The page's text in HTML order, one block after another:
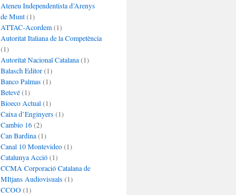
Ateneu Independentista d’Arenys
de Munt(1)
ATTAC-Acordem(1)
Autoritat Italiana de la Competència
(1)
Autoritat Nacional Catalana(1)
Balasch Editor(1)
Banco Palmas(1)
Betevé(1)
Bioeco Actual(1)
Caixa d’Enginyers(1)
Cambio 16(2)
Can Bardina(1)
Canal 10 Montevideo(1)
Catalunya Acció(1)
CCMA Corporació Catalana de
MItjans Audiovisuals(1)
CCOO(1)